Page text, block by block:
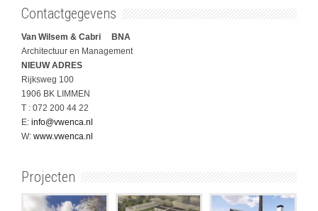
Contactgegevens
Van Wilsem & Cabri BNA
Architectuur en Management
NIEUW ADRES
Rijksweg 100
1906 BK LIMMEN
T : 072 200 44 22
E: info@vwenca.nl
W: www.vwenca.nl
Projecten